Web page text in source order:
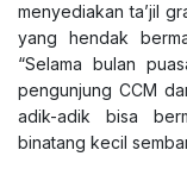
menyediakan ta’jil
yang hendak
“Selama bulan
pengunjung CCM
adik-adik bisa
binatang kecil